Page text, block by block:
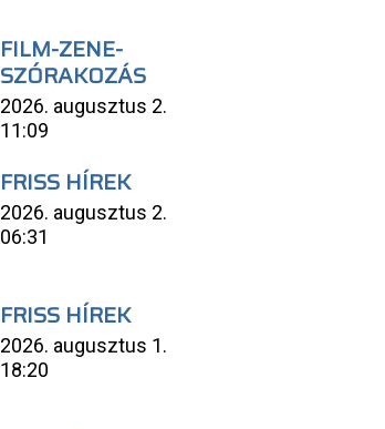
FILM-ZENE-
SZÓRAKOZÁS
2026. augusztus 2.
11:09
FRISS HÍREK
2026. augusztus 2.
06:31
FRISS HÍREK
2026. augusztus 1.
18:20